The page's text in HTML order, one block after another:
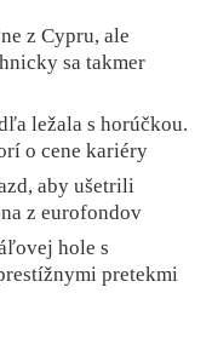
z Cypru, ale
sa takmer
ležala s horúčkou.
o cene kariéry
aby ušetrili
z eurofondov
hole s
pretekmi